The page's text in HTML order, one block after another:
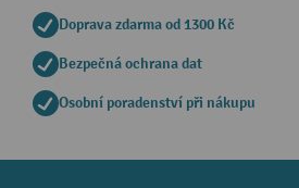
Doprava zdarma od 1300 Kč
Bezpečná ochrana dat
Osobní poradenství při nákupu